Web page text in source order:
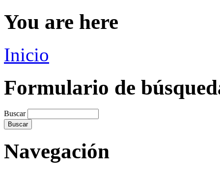
You are here
Inicio
Formulario de
Buscar
Navegación